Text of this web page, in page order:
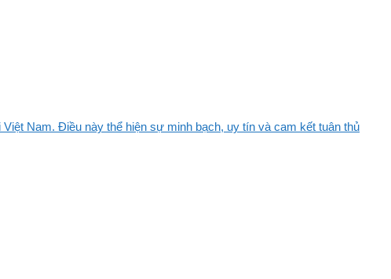
Nam. Điều này thể hiện sự minh bạch, uy tín và cam kết tuân thủ